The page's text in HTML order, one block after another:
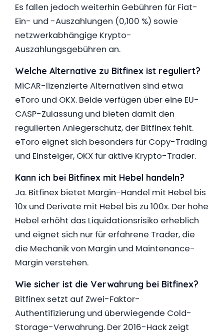
Es fallen jedoch weiterhin Gebühren für Fiat-
Ein- und -Auszahlungen (0,100 %) sowie
netzwerkabhängige Krypto-
Auszahlungsgebühren an.
Welche Alternative zu Bitfinex ist reguliert?
MiCAR-lizenzierte Alternativen sind etwa
eToro und OKX. Beide verfügen über eine EU-
CASP-Zulassung und bieten damit den
regulierten Anlegerschutz, der Bitfinex fehlt.
eToro eignet sich besonders für Copy-Trading
und Einsteiger, OKX für aktive Krypto-Trader.
Kann ich bei Bitfinex mit Hebel handeln?
Ja. Bitfinex bietet Margin-Handel mit Hebel bis
10x und Derivate mit Hebel bis zu 100x. Der hohe
Hebel erhöht das Liquidationsrisiko erheblich
und eignet sich nur für erfahrene Trader, die
die Mechanik von Margin und Maintenance-
Margin verstehen.
Wie sicher ist die Verwahrung bei Bitfinex?
Bitfinex setzt auf Zwei-Faktor-
Authentifizierung und überwiegende Cold-
Storage-Verwahrung. Der 2016-Hack zeigt